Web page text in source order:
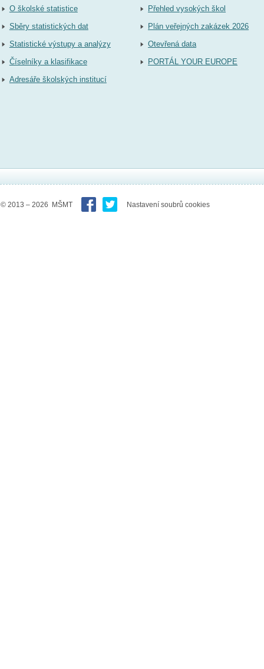
O školské statistice
Sběry statistických dat
Statistické výstupy a analýzy
Číselníky a klasifikace
Adresáře školských institucí
Přehled vysokých škol
Plán veřejných zakázek 2026
Otevřená data
PORTÁL YOUR EUROPE
© 2013 – 2026 MŠMT Nastavení soubrů cookies